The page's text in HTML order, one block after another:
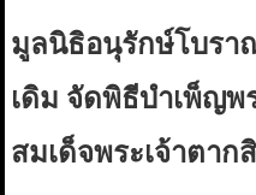
มูลนิธิอนุรักษ์โบรา
เดิม จัดพิธีบำเพ็ญพ
สมเด็จพระเจ้าตาก